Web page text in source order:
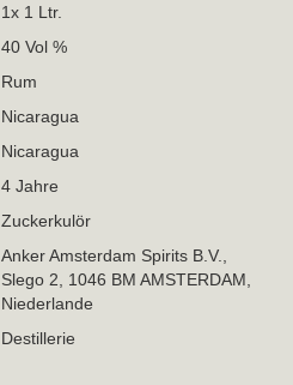
1x 1 Ltr.
40 Vol %
Rum
Nicaragua
Nicaragua
4 Jahre
Zuckerkulör
Anker Amsterdam Spirits B.V.,
Slego 2, 1046 BM AMSTERDAM,
Niederlande
Destillerie